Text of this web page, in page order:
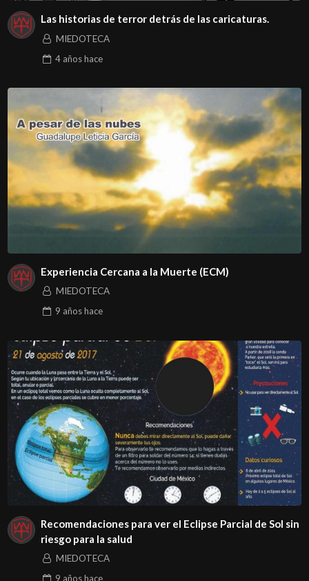
Las historias de terror detrás de las caricaturas.
MIEDOTECA
4 añoshace
Experiencia Cercana a la Muerte (ECM)
MIEDOTECA
9 añoshace
Recomendaciones para ver el Eclipse Parcial de Sol sin
riesgo para la salud
MIEDOTECA
9 añoshace